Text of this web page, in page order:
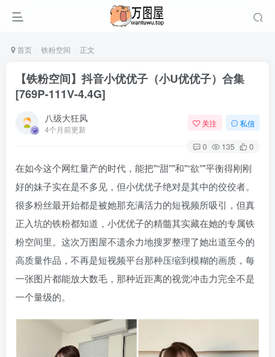
首页 铁粉空间 正文
【铁粉空间】抖音小优优子（小U优优子）合集
[769P-111V-4.4G]
八级大狂风
4个月前更新
关注 私信
0 135 0
在如今这个网红量产的时代，能把 “甜” 和 “欲” 平衡得刚刚
好的妹子实在是不多见，但小优优子绝对是其中的佼佼者。
很多粉丝最开始都是被她那充满活力的短视频所吸引，但真
正入坑的铁粉都知道，小优优子的精髓其实藏在她的专属铁
粉空间里。这次万图屋不遗余力地搜罗整理了她出道至今的
高质量作品，不再是短视频平台那种压缩到模糊的画质，每
一张图片都能放大数毛，那种近距离的视觉冲击力完全不是
一个量级的。